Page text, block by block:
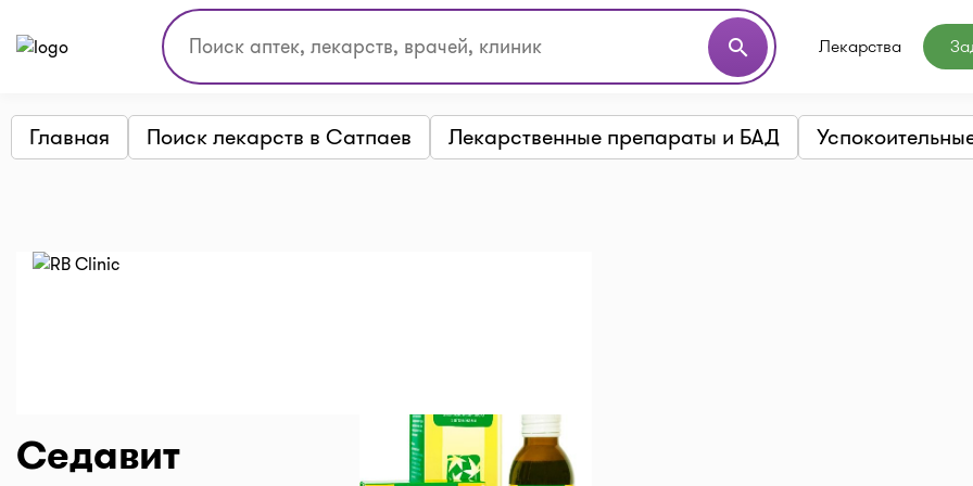
search Лекарства
Главная Поиск лекарств в Сатпаев Лекарственные препараты и БАД
Седавит